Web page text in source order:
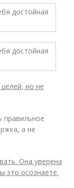
но не
правильное
а не
Она уверена
это осознаете.